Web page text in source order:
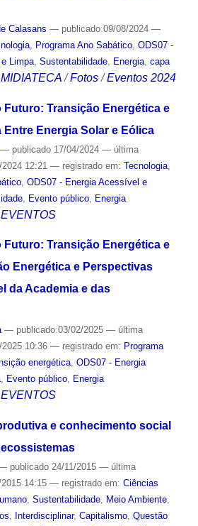
Calasans — publicado09/08/2024 —
, Programa Ano Sabático, ODS07 -
Limpa, Sustentabilidade, Energia, capa
MIDIATECA /Fotos /Eventos 2024
Futuro: Transição Energética e
Entre Energia Solar e Eólica
— publicado17/04/2024 — última
12:21 — registrado em: Tecnologia,
, ODS07 - Energia Acessível e
, Evento público, Energia
EVENTOS
Futuro: Transição Energética e
Energética e Perspectivas
da Academia e das
— publicado03/02/2025 — última
10:36 — registrado em: Programa
energética, ODS07 - Energia
, Evento público, Energia
EVENTOS
e conhecimento social
publicado24/11/2015 — última
14:15 — registrado em: Ciências
, Sustentabilidade, Meio Ambiente,
, Interdisciplinar, Capitalismo, Questão